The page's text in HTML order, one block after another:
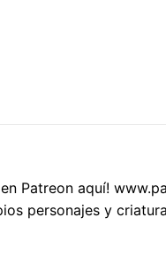
Patreon aquí!
personajes y